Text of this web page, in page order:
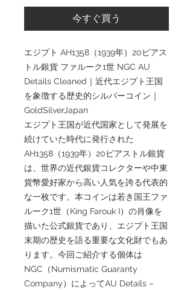
今すぐ買う
エジプト AH1358（1939年）20ピアス
トル銀貨 ファルーク1世 NGC AU
Details Cleaned｜近代エジプト王国
を象徴する歴史的シルバーコイン｜
GoldSilverJapan
エジプト王国が近代国家として発展を
続けていた時代に発行された
AH1358（1939年）20ピアストル銀貨
は、世界の近代銀貨コレクターや中東
貨幣愛好家から高い人気を誇る代表的
な一枚です。本コインは若き国王ファ
ルーク1世（King Farouk I）の肖像を
描いた公式銀貨であり、エジプト王国
末期の歴史を語る重要な文化財でもあ
ります。今回ご紹介する個体は
NGC（Numismatic Guaranty
Company）によってAU Details –